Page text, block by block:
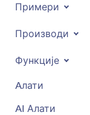
Примери
Производи
Функције
Aлати
AI Алати